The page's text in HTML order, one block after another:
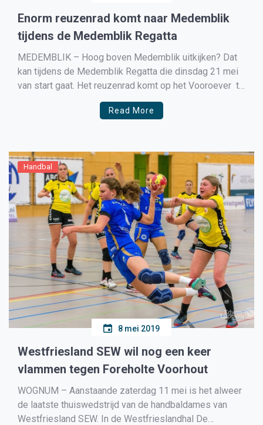
Enorm reuzenrad komt naar Medemblik
tijdens de Medemblik Regatta
MEDEMBLIK – Hoog boven Medemblik uitkijken? Dat
kan tijdens de Medemblik Regatta die dinsdag 21 mei
van start gaat. Het reuzenrad komt op het Vooroever te
staan bij het Regattacenter. Zo kan jij dus vanaf grote
hoogte de wedstrijden bekijken of een blik over het
Read More
Handbal
8 mei 2019
Westfriesland SEW wil nog een keer
vlammen tegen Foreholte Voorhout
WOGNUM – Aanstaande zaterdag 11 mei is het alweer
de laatste thuiswedstrijd van de handbaldames van
Westfriesland SEW. In de Westfrieslandhal De